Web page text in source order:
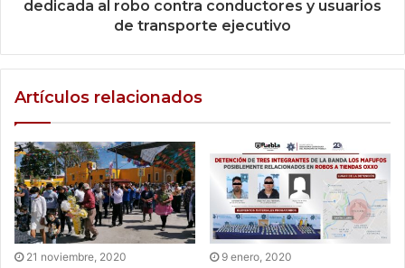
dedicada al robo contra conductores y usuarios
de transporte ejecutivo
Artículos relacionados
21 noviembre, 2020 9 enero, 2020